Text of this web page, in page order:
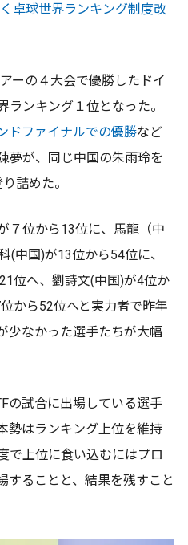
卓球世界ランキング制度改
ーの４大会で優勝したドイ
ランキング１位となった。
ドファイナルでの優勝など
夢が、同じ中国の朱雨玲を
詰めた。
７位から13位に、馬龍（中
(中国)が13位から54位に、
位へ、劉詩文(中国)が4位か
から52位へと実力者で昨年
少なかった選手たちが大幅
の試合に出場している選手
勢はランキング上位を維持
で上位に食い込むにはプロ
することと、結果を残すこと